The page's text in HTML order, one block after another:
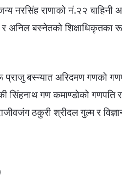
नरसिंह राणाको नं.२२ बाहिनी
र अनिल बस्नेतको शिक्षाधिकृतका
बस्न्यात अरिदमण गणको
सिंहनाथ गण कमाण्डोको
ठकुरी श्रीदल गुल्म र